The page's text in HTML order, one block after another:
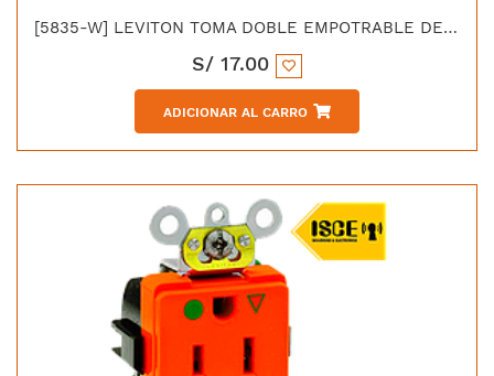
[5835-W] LEVITON TOMA DOBLE EMPOTRABLE DECORA UNIVERSAL 2X15A L/T 250V BLANCO
S/ 17.00
ADICIONAR AL CARRO